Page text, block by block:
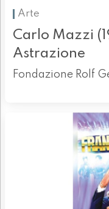
Arte
Carlo Mazzi
Astrazione
Fondazione Rolf